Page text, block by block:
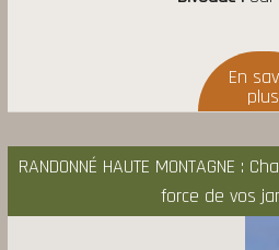
RANDONNÉ HAUTE MONTAGNE :
force de vos